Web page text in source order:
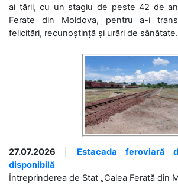
ai țării, cu un stagiu de peste 42 de
Ferate din Moldova, pentru a-i
felicitări, recunoștință și urări de
27.07.2026
Estacada feroviară
disponibilă
Întreprinderea de Stat „Calea Ferată din